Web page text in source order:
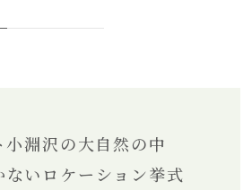
小淵沢の大自然の中
ないロケーション挙式